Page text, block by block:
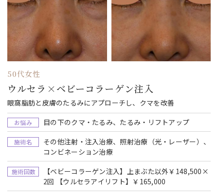
50代女性
ウルセラ×ベビーコラーゲン注入
眼窩脂肪と皮膚のたるみにアプローチし、クマを改善
お悩み 目の下のクマ・たるみ、たるみ・リフトアップ
施術名
その他注射・注入治療、照射治療（光・レーザー）、
コンビネーション治療
施術回数
【ベビーコラーゲン注入】上まぶた以外￥148,500×
2回 【ウルセラアイリフト】￥165,000